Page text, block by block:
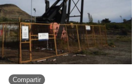
Compartir